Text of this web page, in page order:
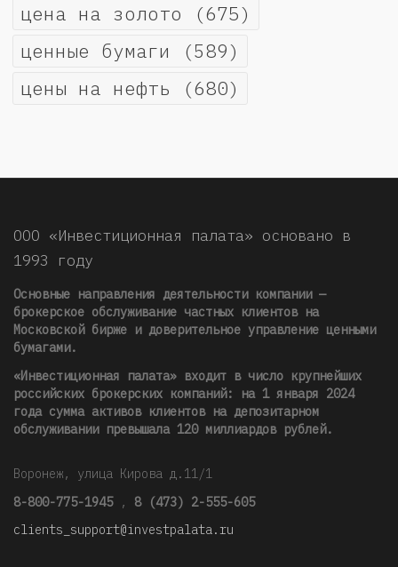
цена на золото (675)
ценные бумаги (589)
цены на нефть (680)
ООО «Инвестиционная палата» основано в
1993 году
Основные направления деятельности компании —
брокерское обслуживание частных клиентов на
Московской бирже и доверительное управление ценными
бумагами.
«Инвестиционная палата» входит в число крупнейших
российских брокерских компаний: на 1 января 2024
года сумма активов клиентов на депозитарном
обслуживании превышала 120 миллиардов рублей.
Воронеж, улица Кирова д.11/1
8-800-775-1945 , 8 (473) 2-555-605
clients_support@investpalata.ru